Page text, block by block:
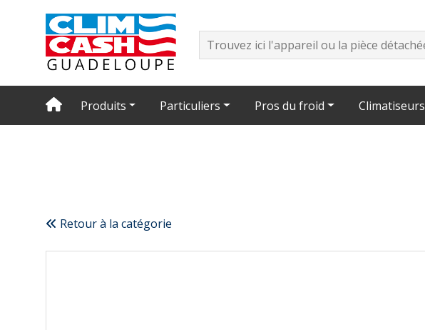
Produits Particuliers Pros du froid Climatiseurs
Retour à la catégorie